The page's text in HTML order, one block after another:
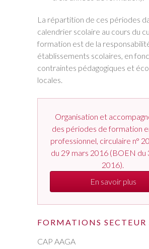
La répartition de ces périodes
calendrier scolaire au cours du
formation est de la
établissements scolaires, en
contraintes pédagogiques et
locales.
Organisation et
des périodes de formation
professionnel, circulaire n°
du 29 mars 2016 (BOEN du
2016).
En savoir plus
FORMATIONS SECTEUR
CAP AAGA